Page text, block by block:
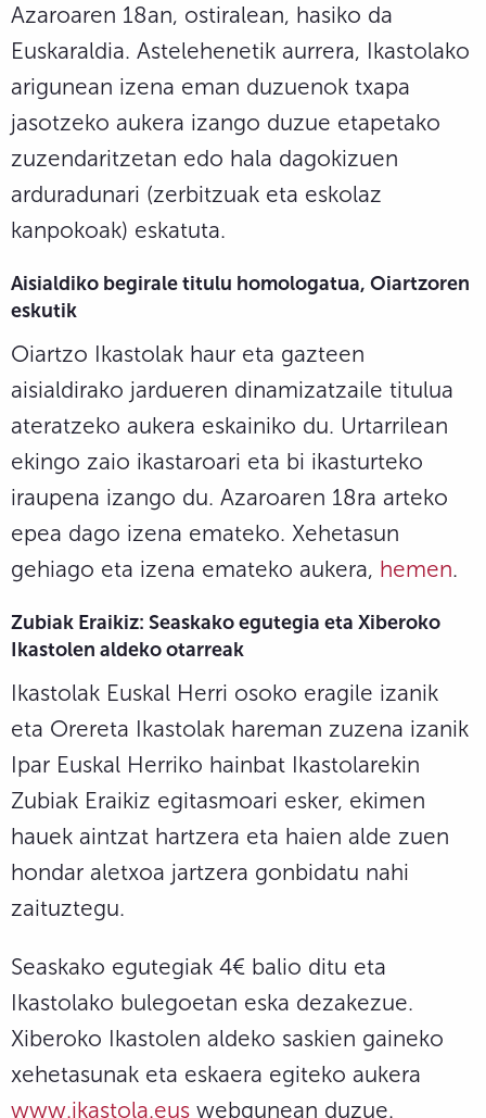
Azaroaren 18an, ostiralean, hasiko da
Euskaraldia. Astelehenetik aurrera, Ikastolako
arigunean izena eman duzuenok txapa
jasotzeko aukera izango duzue etapetako
zuzendaritzetan edo hala dagokizuen
arduradunari (zerbitzuak eta eskolaz
kanpokoak) eskatuta.
Aisialdiko begirale titulu homologatua, Oiartzoren
eskutik
Oiartzo Ikastolak haur eta gazteen
aisialdirako jardueren dinamizatzaile titulua
ateratzeko aukera eskainiko du. Urtarrilean
ekingo zaio ikastaroari eta bi ikasturteko
iraupena izango du. Azaroaren 18ra arteko
epea dago izena emateko. Xehetasun
gehiago eta izena emateko aukera, hemen.
Zubiak Eraikiz: Seaskako egutegia eta Xiberoko
Ikastolen aldeko otarreak
Ikastolak Euskal Herri osoko eragile izanik
eta Orereta Ikastolak hareman zuzena izanik
Ipar Euskal Herriko hainbat Ikastolarekin
Zubiak Eraikiz egitasmoari esker, ekimen
hauek aintzat hartzera eta haien alde zuen
hondar aletxoa jartzera gonbidatu nahi
zaituztegu.
Seaskako egutegiak 4€ balio ditu eta
Ikastolako bulegoetan eska dezakezue.
Xiberoko Ikastolen aldeko saskien gaineko
xehetasunak eta eskaera egiteko aukera
www.ikastola.eus webgunean duzue.